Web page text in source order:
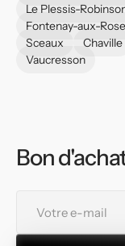
Le Plessis-
Fontenay-aux-
Sceaux
Chaville
Vaucresson
Bon
mail